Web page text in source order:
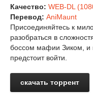
Качество: WEB-DL
Перевод: AniMaunt
Присоединяйтесь к
разобраться в
боссом мафии Зиком, и
предстоит войти.
скачать торрент